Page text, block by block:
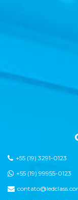
+55 (19) 3291-0123
+55 (19) 99955-0123